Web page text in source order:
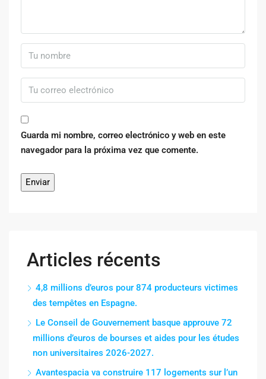
Guarda mi nombre, correo electrónico y web en este
navegador para la próxima vez que comente.
Articles récents
4,8 millions d’euros pour 874 producteurs victimes
des tempêtes en Espagne.
Le Conseil de Gouvernement basque approuve 72
millions d’euros de bourses et aides pour les études
non universitaires 2026-2027.
Avantespacia va construire 117 logements sur l’un